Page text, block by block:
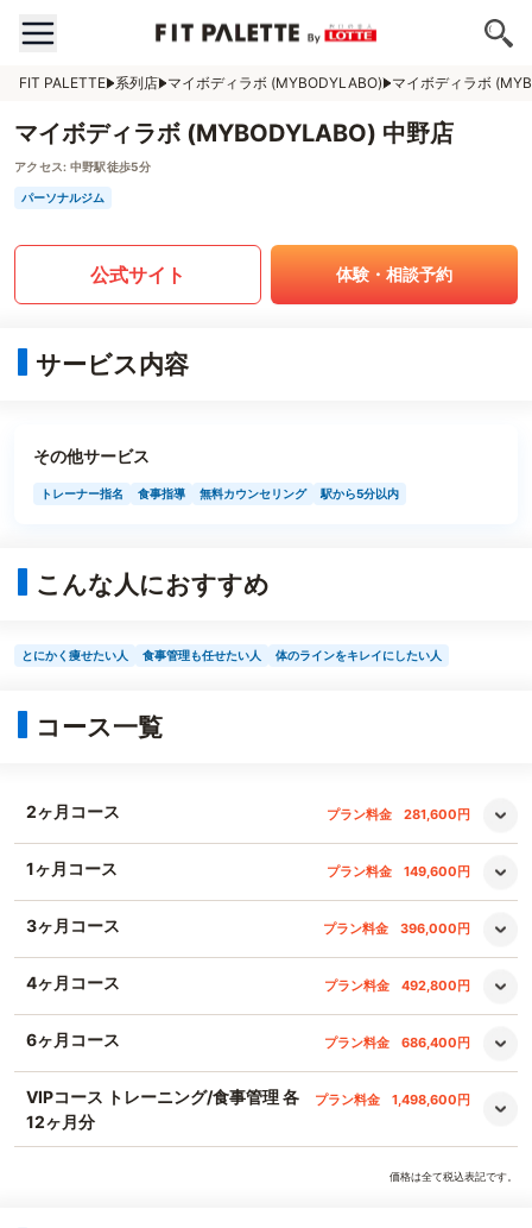
FIT PALETTE 系列店 マイボディラボ (MYBODYLABO) マイボディラボ
マイボディラボ (MYBODYLABO) 中野店
アクセス: 中野駅徒歩5分
パーソナルジム
公式サイト 体験・相談予約
サービス内容
その他サービス
トレーナー指名 食事指導 無料カウンセリング 駅から5分以内
こんな人におすすめ
とにかく痩せたい人 食事管理も任せたい人 体のラインをキレイにしたい人
コース一覧
2ヶ月コース プラン料金 281,600円
1ヶ月コース プラン料金 149,600円
3ヶ月コース プラン料金 396,000円
4ヶ月コース プラン料金 492,800円
6ヶ月コース プラン料金 686,400円
VIPコース トレーニング/食事管理 各
12ヶ月分
プラン料金 1,498,600円
価格は全て税込表記です。